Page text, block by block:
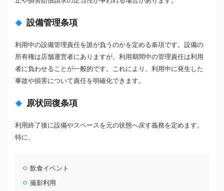
設備管理条項
利用中の設備管理責任を誰が負うのかを定める条項です。設備の
所有権は店舗運営者にありますが、利用期間中の管理責任は利用
者に負わせることが一般的です。これにより、利用中に発生した
事故や損害について責任を明確化できます。
原状回復条項
利用終了後に設備やスペースを元の状態へ戻す義務を定めます。
特に、
飲食イベント
撮影利用